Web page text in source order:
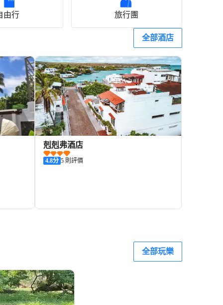
由行 旅行團
全部酒店
剋剋弗酒店
4.8分 5 則評價
全部玩樂